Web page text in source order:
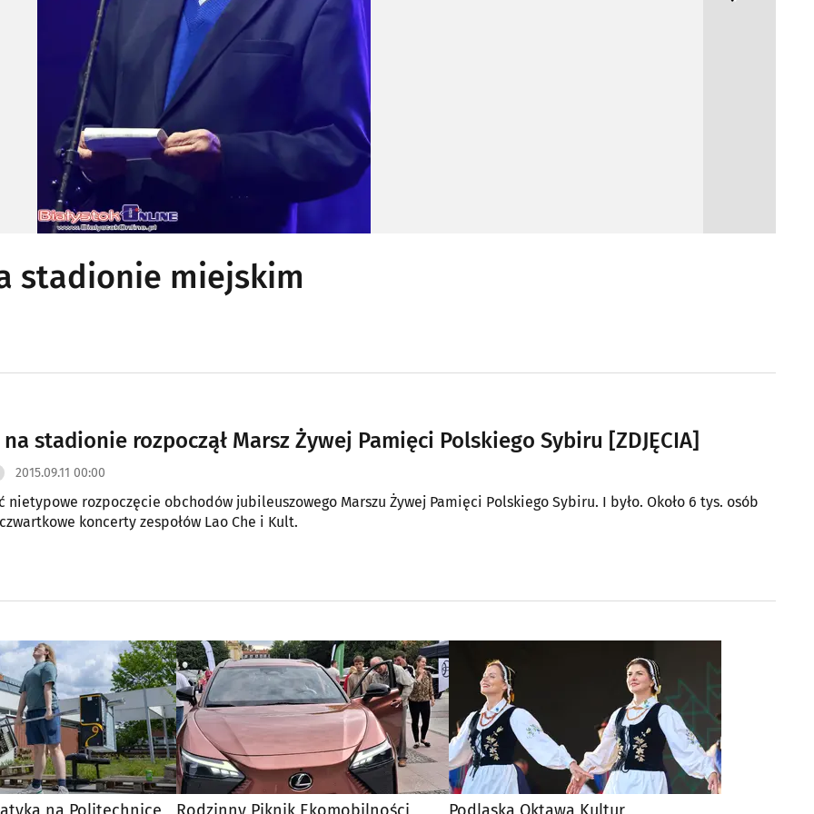
stadionie miejskim
stadionie rozpoczął Marsz Żywej Pamięci Polskiego Sybiru [ZDJĘCIA]
2015.09.11 00:00
nietypowe rozpoczęcie obchodów jubileuszowego Marszu Żywej Pamięci Polskiego Sybiru. I było. Około 6 tys. osób
koncerty zespołów Lao Che i Kult.